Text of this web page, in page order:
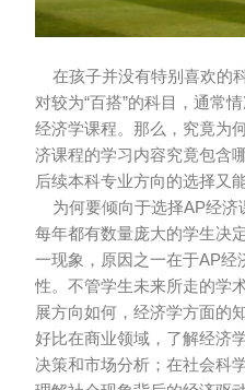
在孩子并没有特别喜欢的
对较为“百搭”的科目，通常
经济学课程。那么，究竟为
济课程的学习内容究竟包含
后续本科专业方向的选择又
为何要倾向于选择AP经济
每年都有数量庞大的学生决
一现象，原因之一在于AP经
性。不管学生未来所走的学
展方向如何，经济学方面的
好比在商业领域，了解经济
决策和市场分析；在社会科